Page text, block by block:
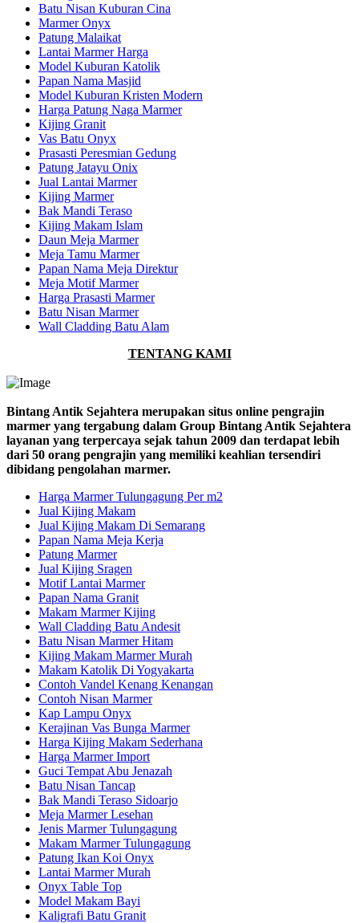
Batu Nisan Kuburan Cina
Marmer Onyx
Patung Malaikat
Lantai Marmer Harga
Model Kuburan Katolik
Papan Nama Masjid
Model Kuburan Kristen Modern
Harga Patung Naga Marmer
Kijing Granit
Vas Batu Onyx
Prasasti Peresmian Gedung
Patung Jatayu Onix
Jual Lantai Marmer
Kijing Marmer
Bak Mandi Teraso
Kijing Makam Islam
Daun Meja Marmer
Meja Tamu Marmer
Papan Nama Meja Direktur
Meja Motif Marmer
Harga Prasasti Marmer
Batu Nisan Marmer
Wall Cladding Batu Alam
TENTANG KAMI
Bintang Antik Sejahtera merupakan situs online pengrajin
marmer yang tergabung dalam Group Bintang Antik Sejahtera
layanan yang terpercaya sejak tahun 2009 dan terdapat lebih
dari 50 orang pengrajin yang memiliki keahlian tersendiri
dibidang pengolahan marmer.
Harga Marmer Tulungagung Per m2
Jual Kijing Makam
Jual Kijing Makam Di Semarang
Papan Nama Meja Kerja
Patung Marmer
Jual Kijing Sragen
Motif Lantai Marmer
Papan Nama Granit
Makam Marmer Kijing
Wall Cladding Batu Andesit
Batu Nisan Marmer Hitam
Kijing Makam Marmer Murah
Makam Katolik Di Yogyakarta
Contoh Vandel Kenang Kenangan
Contoh Nisan Marmer
Kap Lampu Onyx
Kerajinan Vas Bunga Marmer
Harga Kijing Makam Sederhana
Harga Marmer Import
Guci Tempat Abu Jenazah
Batu Nisan Tancap
Bak Mandi Teraso Sidoarjo
Meja Marmer Lesehan
Jenis Marmer Tulungagung
Makam Marmer Tulungagung
Patung Ikan Koi Onyx
Lantai Marmer Murah
Onyx Table Top
Model Makam Bayi
Kaligrafi Batu Granit